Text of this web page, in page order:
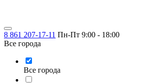
8 861 207-17-11 Пн-Пт 9:00 - 18:00
Все города
Все города